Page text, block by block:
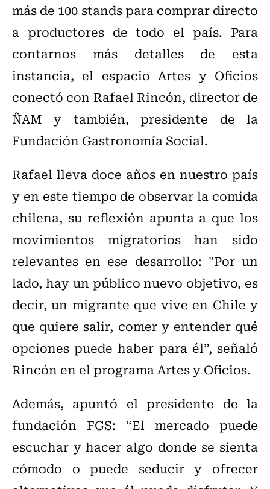
más de 100 stands para comprar directo
a productores de todo el país. Para
contarnos más detalles de esta
instancia, el espacio Artes y Oficios
conectó con Rafael Rincón, director de
ÑAM y también, presidente de la
Fundación Gastronomía Social.
Rafael lleva doce años en nuestro país
y en este tiempo de observar la comida
chilena, su reflexión apunta a que los
movimientos migratorios han sido
relevantes en ese desarrollo: "Por un
lado, hay un público nuevo objetivo, es
decir, un migrante que vive en Chile y
que quiere salir, comer y entender qué
opciones puede haber para él”, señaló
Rincón en el programa Artes y Oficios.
Además, apuntó el presidente de la
fundación FGS: “El mercado puede
escuchar y hacer algo donde se sienta
cómodo o puede seducir y ofrecer